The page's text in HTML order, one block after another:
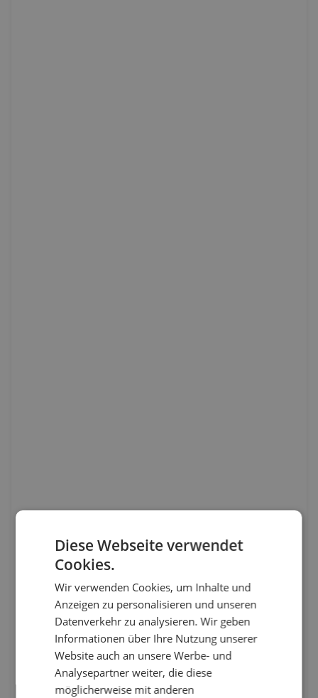
Diese Webseite verwendet
Cookies.
Wir verwenden Cookies, um Inhalte und
Anzeigen zu personalisieren und unseren
Datenverkehr zu analysieren. Wir geben
Informationen über Ihre Nutzung unserer
Website auch an unsere Werbe- und
Analysepartner weiter, die diese
möglicherweise mit anderen